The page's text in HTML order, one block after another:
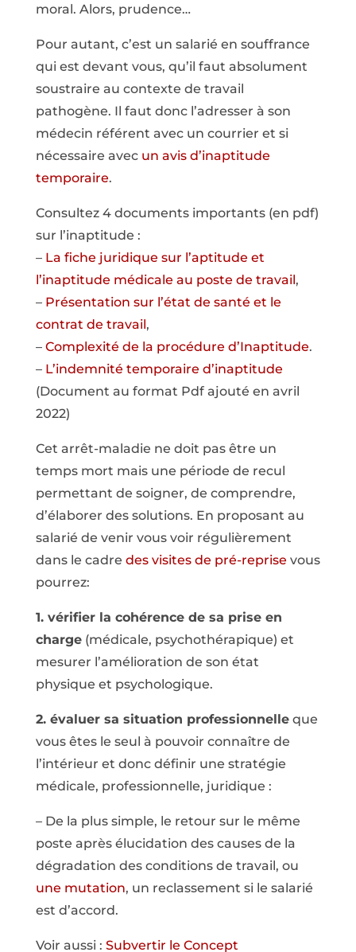
moral. Alors, prudence…
Pour autant, c’est un salarié en souffrance
qui est devant vous, qu’il faut absolument
soustraire au contexte de travail
pathogène. Il faut donc l’adresser à son
médecin référent avec un courrier et si
nécessaire avec un avis d’inaptitude
temporaire.
Consultez 4 documents importants (en pdf)
sur l’inaptitude :
– La fiche juridique sur l’aptitude et
l’inaptitude médicale au poste de travail,
– Présentation sur l’état de santé et le
contrat de travail,
– Complexité de la procédure d’Inaptitude.
– L’indemnité temporaire d’inaptitude
(Document au format Pdf ajouté en avril
2022)
Cet arrêt-maladie ne doit pas être un
temps mort mais une période de recul
permettant de soigner, de comprendre,
d’élaborer des solutions. En proposant au
salarié de venir vous voir régulièrement
dans le cadre des visites de pré-reprise vous
pourrez:
1. vérifier la cohérence de sa prise en
charge(médicale, psychothérapique) et
mesurer l’amélioration de son état
physique et psychologique.
2. évaluer sa situation professionnelleque
vous êtes le seul à pouvoir connaître de
l’intérieur et donc définir une stratégie
médicale, professionnelle, juridique :
– De la plus simple, le retour sur le même
poste après élucidation des causes de la
dégradation des conditions de travail, ou
une mutation, un reclassement si le salarié
est d’accord.
Voir aussi : Subvertir le Concept